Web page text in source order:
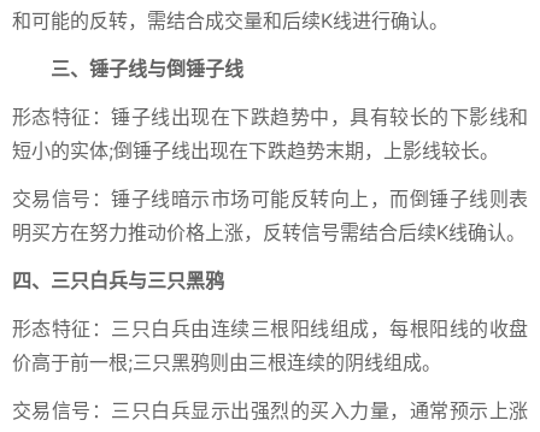
和可能的反转，需结合成交量和后续K线进行确认。
三、锤子线与倒锤子线
形态特征：锤子线出现在下跌趋势中，具有较长的下影线和
短小的实体;倒锤子线出现在下跌趋势末期，上影线较长。
交易信号：锤子线暗示市场可能反转向上，而倒锤子线则表
明买方在努力推动价格上涨，反转信号需结合后续K线确认。
四、三只白兵与三只黑鸦
形态特征：三只白兵由连续三根阳线组成，每根阳线的收盘
价高于前一根;三只黑鸦则由三根连续的阴线组成。
交易信号：三只白兵显示出强烈的买入力量，通常预示上涨